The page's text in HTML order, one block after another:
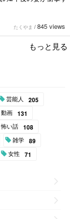
たくやま / 845 views
もっと見る
芸能人 205
動画 131
怖い話 108
雑学 89
女性 71